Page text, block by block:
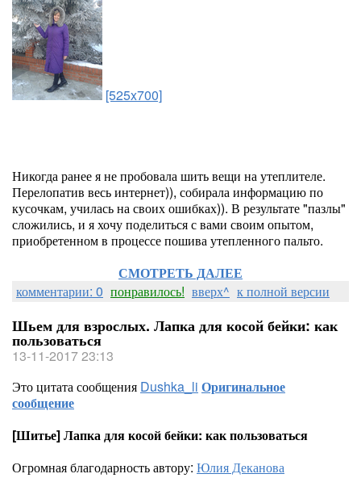
[525x700]
Никогда ранее я не пробовала шить вещи на утеплителе.
Перелопатив весь интернет)), собирала информацию по
кусочкам, училась на своих ошибках)). В результате "пазлы"
сложились, и я хочу поделиться с вами своим опытом,
приобретенном в процессе пошива утепленного пальто.
СМОТРЕТЬ ДАЛЕЕ
комментарии: 0 понравилось! вверх^ к полной версии
Шьем для взрослых. Лапка для косой бейки: как
пользоваться
13-11-2017 23:13
Это цитата сообщения Dushka_li Оригинальное
сообщение
[Шитье] Лапка для косой бейки: как пользоваться
Огромная благодарность автору: Юлия Деканова